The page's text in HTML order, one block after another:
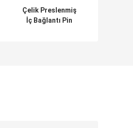
Çelik Preslenmiş
İç Bağlantı Pin